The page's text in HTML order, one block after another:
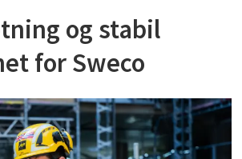
og stabil
for Sweco